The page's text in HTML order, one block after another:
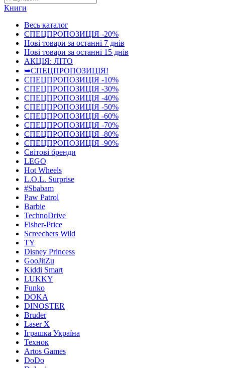
Книги
Весь каталог
СПЕЦПРОПОЗИЦІЯ -20%
Нові товари за останнi 7 днiв
Нові товари за останнi 15 днiв
АКЦІЯ: ЛІТО
➥СПЕЦПРОПОЗИЦІЯ!
СПЕЦПРОПОЗИЦІЯ -10%
СПЕЦПРОПОЗИЦІЯ -30%
СПЕЦПРОПОЗИЦІЯ -40%
СПЕЦПРОПОЗИЦІЯ -50%
СПЕЦПРОПОЗИЦІЯ -60%
СПЕЦПРОПОЗИЦІЯ -70%
СПЕЦПРОПОЗИЦІЯ -80%
СПЕЦПРОПОЗИЦІЯ -90%
Світові бренди
LEGO
Hot Wheels
L.O.L. Surprise
#Sbabam
Paw Patrol
Barbie
TechnoDrive
Fisher-Price
Screechers Wild
TY
Disney Princess
GooJitZu
Kiddi Smart
LUKKY
Funko
DOKA
DINOSTER
Bruder
Laser X
Іграшка Україна
Технок
Artos Games
DoDo